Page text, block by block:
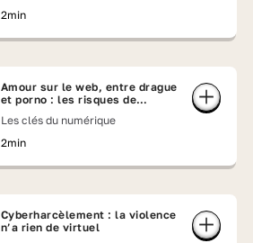
2min
Amour sur le web, entre drague
et porno : les risques de
Les clés du numérique
2min
Cyberharcèlement : la violence
n’a rien de virtuel